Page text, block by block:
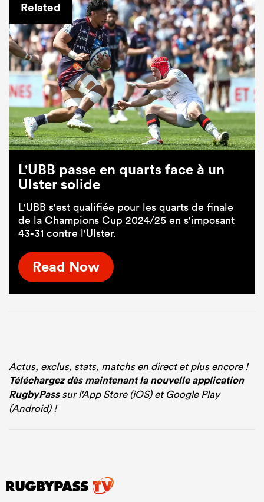
Related
L'UBB passe en quarts face à un
Ulster solide
L'UBB s'est qualifiée pour les quarts de finale
de la Champions Cup 2024/25 en s'imposant
43-31 contre l'Ulster.
Read Now
Actus, exclus, stats, matchs en direct et plus encore !
Téléchargez dès maintenant la nouvelle application
RugbyPasssur l'App Store (iOS) et Google Play
(Android) !